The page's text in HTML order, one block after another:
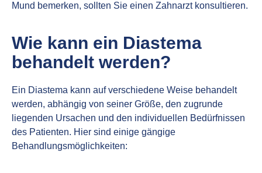
Mund bemerken, sollten Sie einen Zahnarzt konsultieren.
Wie kann ein Diastema
behandelt werden?
Ein Diastema kann auf verschiedene Weise behandelt
werden, abhängig von seiner Größe, den zugrunde
liegenden Ursachen und den individuellen Bedürfnissen
des Patienten. Hier sind einige gängige
Behandlungsmöglichkeiten: